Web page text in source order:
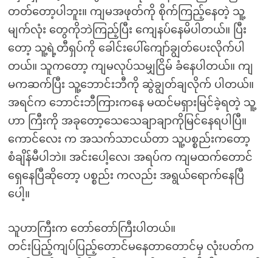
တတ်တော့ပါဘူး။ ကျမအဖုတ်ကို စိုက်ကြည့်နေတဲ့ သူ့
မျက်လုံး တွေကိုဘဲကြည့်ပြီး ကျေနပ်နေမိပါတယ်။ ပြီး
တော့ သူ့ရဲ့တီရှပ်ကို ခေါင်းပေါ်ကျော်ချွတ်ပေးလိုက်ပါ
တယ်။ သူကတော့ ကျမလုပ်သမျှငြိမ် ခံနေပါတယ်။ ကျ
မကဆက်ပြီး သူ့ဘောင်းဘီကို ဆွဲချွတ်ချလိုက် ပါတယ်။
အရင်က ဘောင်းဘီကြားကနေ မထင်မရှားမြင်ခဲ့ရတဲ့ သူ့
ဟာ ကြီးကို အခုတော့သေသေချာချာကိုမြင်နေရပါပြီ။
ကောင်လေး က အသက်သာငယ်တာ သူ့ပစ္စည်းကတော့
စံချိန်မီပါဘဲ။ အင်းပေါ့လေ၊ အရပ်က ကျမထက်တောင်
ရှေနေပြီဆိုတော့ ပစ္စည်း ကလည်း အရွယ်ရောက်နေပြီ
ပေါ့။
သူဟာကြီးက တော်တော်ကြီးပါတယ်။
တင်းပြည့်ကျပ်ပြည့်တောင်မနေတာတောင်မှ လုံးပတ်က